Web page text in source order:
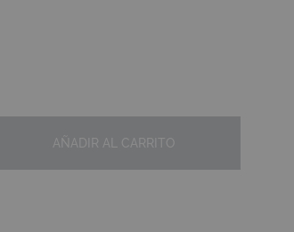
AÑADIR AL CARRITO